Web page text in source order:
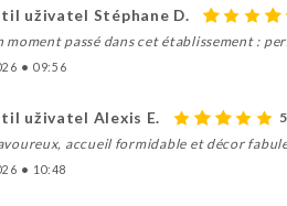
uživatel Stéphane D.
moment passé dans cet établissement :
• 09:56
uživatel Alexis E.
accueil formidable et décor
• 10:48